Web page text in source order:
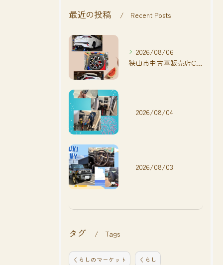
最近の投稿 Recent Posts
2026/08/06
狭山市中古車販売店CarShop FACT.🚗
2026/08/04
2026/08/03
タグ Tags
くらしのマーケット くらし